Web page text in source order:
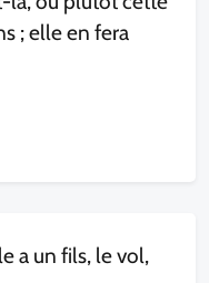
; elle en fera
a un fils, le vol,